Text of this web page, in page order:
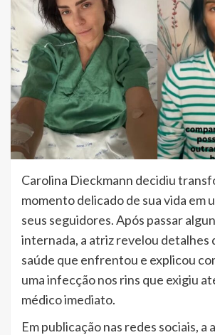
Carolina Dieckmann decidiu
momento delicado de sua vida em
seus seguidores. Após passar
internada, a atriz revelou detalhes
saúde que enfrentou e explicou
uma infecção nos rins que exigiu
médico imediato.
Em publicação nas redes sociais,